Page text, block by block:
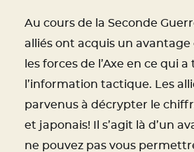
Au cours de la Seconde
alliés ont acquis un
les forces de l’Axe en ce qui a
l’information tactique. Les
parvenus à décrypter le
et japonais! Il s’agit là d’un
ne pouvez pas vous